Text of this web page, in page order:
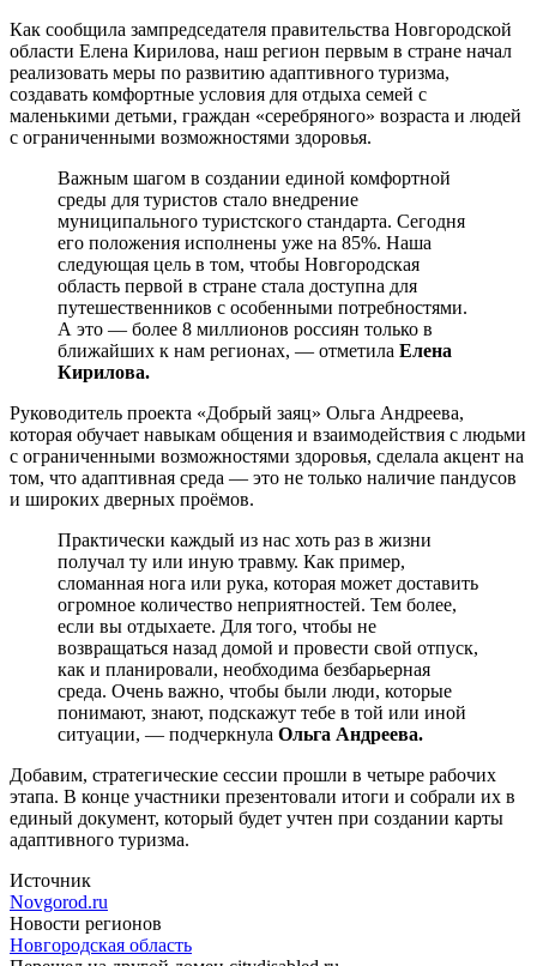
Как сообщила зампредседателя правительства Новгородской
области Елена Кирилова, наш регион первым в стране начал
реализовать меры по развитию адаптивного туризма,
создавать комфортные условия для отдыха семей с
маленькими детьми, граждан «серебряного» возраста и людей
с ограниченными возможностями здоровья.
Важным шагом в создании единой комфортной
среды для туристов стало внедрение
муниципального туристского стандарта. Сегодня
его положения исполнены уже на 85%. Наша
следующая цель в том, чтобы Новгородская
область первой в стране стала доступна для
путешественников с особенными потребностями.
А это — более 8 миллионов россиян только в
ближайших к нам регионах, — отметила Елена
Кирилова.
Руководитель проекта «Добрый заяц» Ольга Андреева,
которая обучает навыкам общения и взаимодействия с людьми
с ограниченными возможностями здоровья, сделала акцент на
том, что адаптивная среда — это не только наличие пандусов
и широких дверных проёмов.
Практически каждый из нас хоть раз в жизни
получал ту или иную травму. Как пример,
сломанная нога или рука, которая может доставить
огромное количество неприятностей. Тем более,
если вы отдыхаете. Для того, чтобы не
возвращаться назад домой и провести свой отпуск,
как и планировали, необходима безбарьерная
среда. Очень важно, чтобы были люди, которые
понимают, знают, подскажут тебе в той или иной
ситуации, — подчеркнула Ольга Андреева.
Добавим, стратегические сессии прошли в четыре рабочих
этапа. В конце участники презентовали итоги и собрали их в
единый документ, который будет учтен при создании карты
адаптивного туризма.
Источник
Novgorod.ru
Новости регионов
Новгородская область